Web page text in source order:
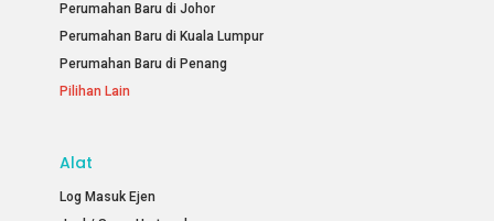
Perumahan Baru di Johor
Perumahan Baru di Kuala Lumpur
Perumahan Baru di Penang
Pilihan Lain
Alat
Log Masuk Ejen